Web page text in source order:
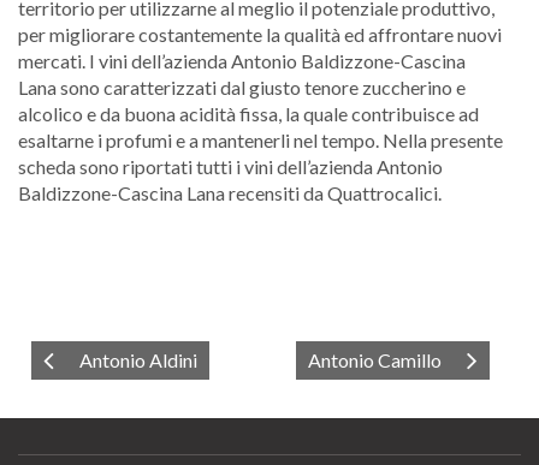
territorio per utilizzarne al meglio il potenziale produttivo,
per migliorare costantemente la qualità ed affrontare nuovi
mercati. I vini dell’azienda Antonio Baldizzone-Cascina
Lana sono caratterizzati dal giusto tenore zuccherino e
alcolico e da buona acidità fissa, la quale contribuisce ad
esaltarne i profumi e a mantenerli nel tempo. Nella presente
scheda sono riportati tutti i vini dell’azienda Antonio
Baldizzone-Cascina Lana recensiti da Quattrocalici.
Antonio Aldini Antonio Camillo